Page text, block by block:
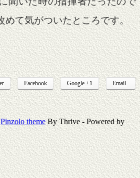
めて気がついたところです。
Facebook Google +1 Email
Pinzolo themeBy Thrive - Powered by